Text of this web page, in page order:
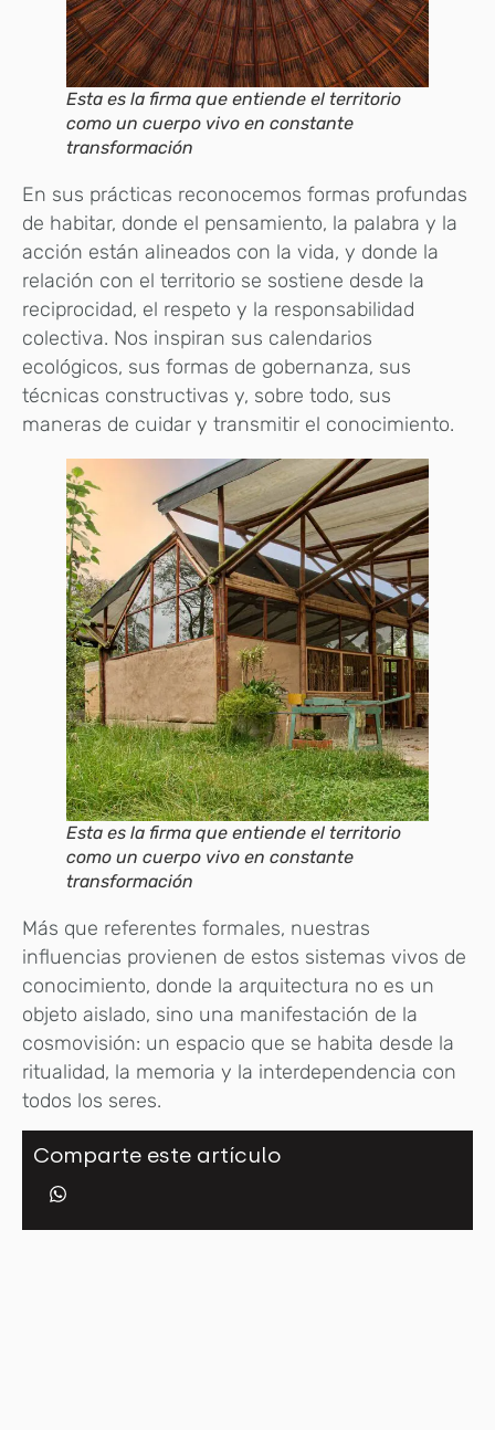
Esta es la firma que entiende el territorio
como un cuerpo vivo en constante
transformación
En sus prácticas reconocemos formas profundas
de habitar, donde el pensamiento, la palabra y la
acción están alineados con la vida, y donde la
relación con el territorio se sostiene desde la
reciprocidad, el respeto y la responsabilidad
colectiva. Nos inspiran sus calendarios
ecológicos, sus formas de gobernanza, sus
técnicas constructivas y, sobre todo, sus
maneras de cuidar y transmitir el conocimiento.
Esta es la firma que entiende el territorio
como un cuerpo vivo en constante
transformación
Más que referentes formales, nuestras
influencias provienen de estos sistemas vivos de
conocimiento, donde la arquitectura no es un
objeto aislado, sino una manifestación de la
cosmovisión: un espacio que se habita desde la
ritualidad, la memoria y la interdependencia con
todos los seres.
Comparte este artículo